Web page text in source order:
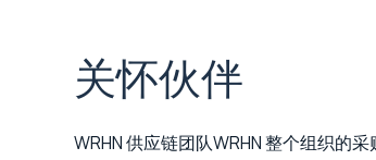
关怀伙伴
WRHN 供应链团队WRHN 整个组织的